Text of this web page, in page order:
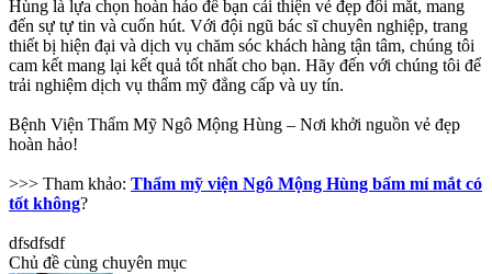
Hùng là lựa chọn hoàn hảo để bạn cải thiện vẻ đẹp đôi mắt, mang
đến sự tự tin và cuốn hút. Với đội ngũ bác sĩ chuyên nghiệp, trang
thiết bị hiện đại và dịch vụ chăm sóc khách hàng tận tâm, chúng tôi
cam kết mang lại kết quả tốt nhất cho bạn. Hãy đến với chúng tôi để
trải nghiệm dịch vụ thẩm mỹ đẳng cấp và uy tín.
Bệnh Viện Thẩm Mỹ Ngô Mộng Hùng – Nơi khởi nguồn vẻ đẹp
hoàn hảo!
>>> Tham khảo: Thẩm mỹ viện Ngô Mộng Hùng bấm mí mắt có
tốt không?
dfsdfsdf
Chủ đề cùng chuyên mục